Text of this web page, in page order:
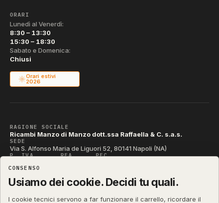
ORARI
Lunedì al Venerdì:
8:30 – 13:30
15:30 – 18:30
Sabato e Domenica:
Chiusi
Orari estivi
2026
RAGIONE SOCIALE
Ricambi Manzo di Manzo dott.ssa Raffaella & C. s.a.s.
SEDE
Via S. Alfonso Maria de Liguori 52, 80141 Napoli (NA)
P. IVA REA PEC
CODICE SDI
T04ZHR3
CONSENSO
Usiamo dei cookie. Decidi tu quali.
I cookie tecnici servono a far funzionare il carrello, ricordare il